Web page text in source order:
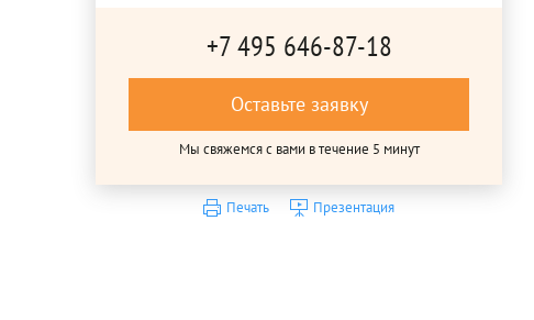
+7 495 646-87-18
Оставьте заявку
Мы свяжемся с вами в течение 5 минут
Печать Презентация